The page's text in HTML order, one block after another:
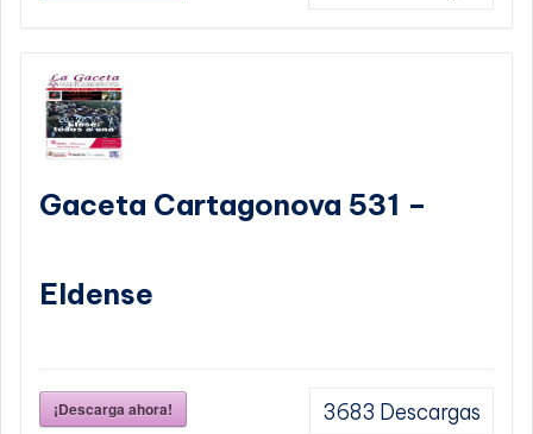
Gaceta Cartagonova 531 –
Eldense
¡Descarga ahora! 3683 Descargas